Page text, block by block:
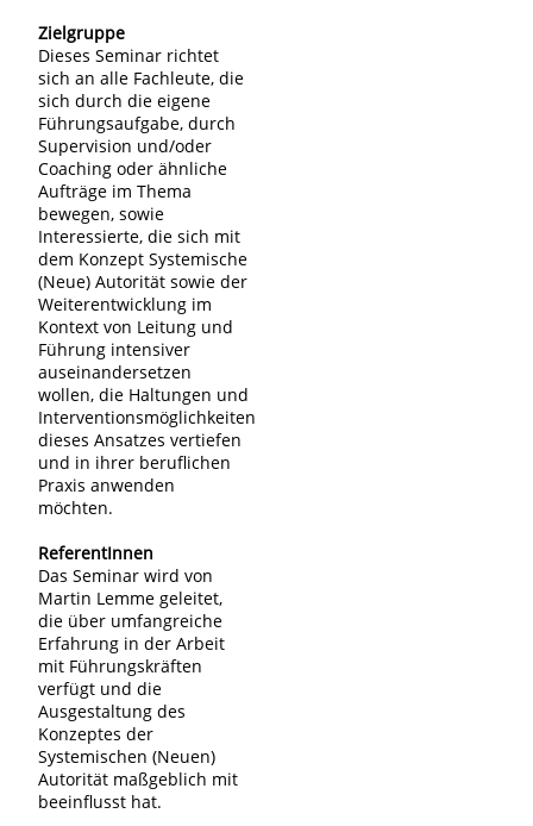
Zielgruppe
Dieses Seminar richtet
sich an alle Fachleute, die
sich durch die eigene
Führungsaufgabe, durch
Supervision und/oder
Coaching oder ähnliche
Aufträge im Thema
bewegen, sowie
Interessierte, die sich mit
dem Konzept Systemische
(Neue) Autorität sowie der
Weiterentwicklung im
Kontext von Leitung und
Führung intensiver
auseinandersetzen
wollen, die Haltungen und
Interventionsmöglichkeiten
dieses Ansatzes vertiefen
und in ihrer beruflichen
Praxis anwenden
möchten.
ReferentInnen
Das Seminar wird von
Martin Lemme geleitet,
die über umfangreiche
Erfahrung in der Arbeit
mit Führungskräften
verfügt und die
Ausgestaltung des
Konzeptes der
Systemischen (Neuen)
Autorität maßgeblich mit
beeinflusst hat.